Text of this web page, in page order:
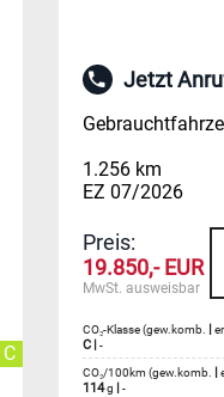
C
Jetzt
1.256 km
EZ 07/2026
Preis:
19.850,- EUR
MwSt. ausweisbar
CO₂-Klasse (gew.komb. |
C | -
CO₂/100km (gew.komb. |
114g | -